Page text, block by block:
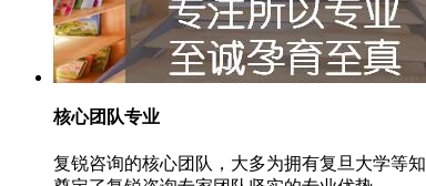
核心团队专业
复锐咨询的核心团队，大多为拥有复旦大学等